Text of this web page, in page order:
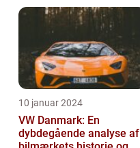
Bilentusiaster
10 januar 2024
VW Danmark: En
dybdegående analyse af